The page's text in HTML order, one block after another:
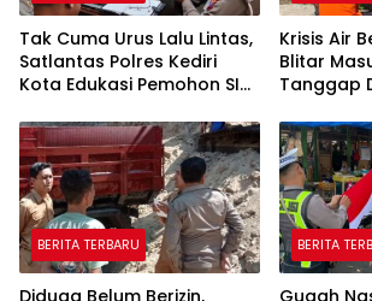
Tak Cuma Urus Lalu Lintas,
Satlantas Polres Kediri
Kota Edukasi Pemohon SIM
Pelatihan AI
Krisis Air
Blitar
Tanggap
BERITA TERBARU BERITA